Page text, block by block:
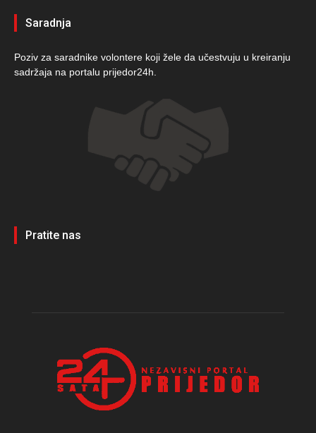
Saradnja
Poziv za saradnike volontere koji žele da učestvuju u kreiranju
sadržaja na portalu prijedor24h.
Pratite nas